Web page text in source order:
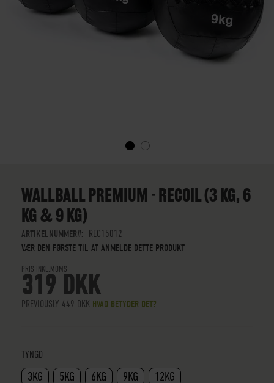
BILLEDGALLERIET
WALLBALL PREMIUM - RECOIL (3 KG, 6
KG & 9 KG)
ARTIKELNUMMER
REC15012
VÆR DEN FØRSTE TIL AT ANMELDE DETTE PRODUKT
PRIS INKL.MOMS
319 DKK
PREVIOUSLY 449 DKK HVAD BETYDER DET?
TYNGD
3KG 5KG 6KG 9KG 12KG